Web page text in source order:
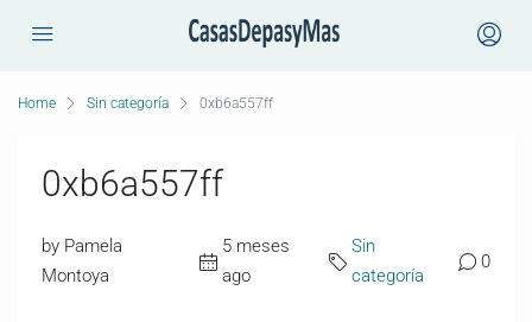
Home Sin categoría 0xb6a557ff
0xb6a557ff
by Pamela
Montoya
5 meses
ago
Sin
categoría
0